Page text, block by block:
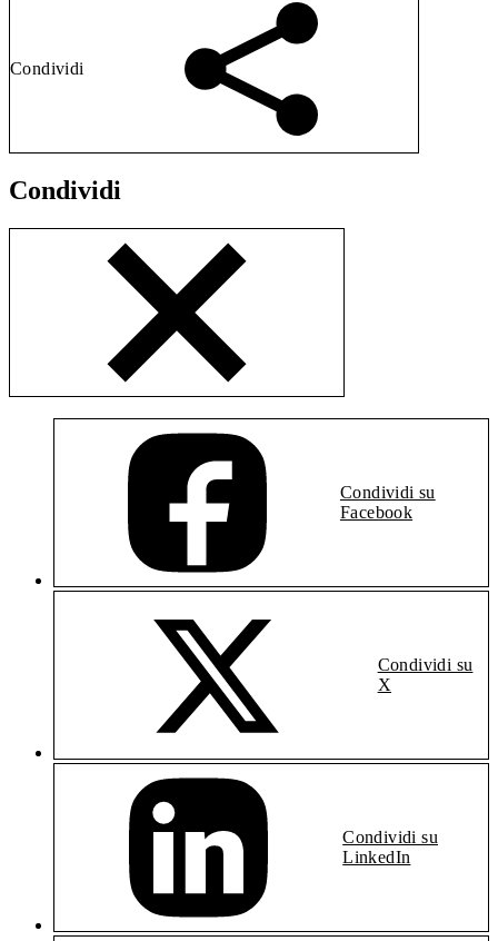
Condividi
Condividi
Condividi su
Facebook
Condividi su
X
Condividi su
LinkedIn